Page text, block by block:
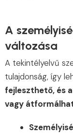
A
változása
A tekintélyelvű
tulajdonság, így
fejleszthető, és
vagy